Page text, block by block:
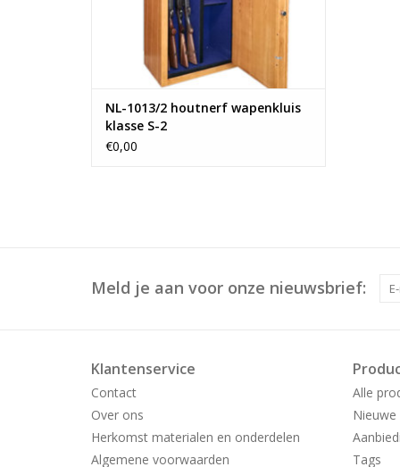
NL-1013/2 houtnerf wapenkluis
klasse S-2
€0,00
Meld je aan voor onze nieuwsbrief:
Klantenservice
Contact
Over ons
Herkomst materialen en onderdelen
Algemene voorwaarden
Alle
Tags